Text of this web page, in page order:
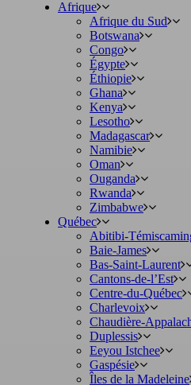
Afrique
Afrique du Sud
Botswana
Congo
Égypte
Éthiopie
Ghana
Kenya
Lesotho
Madagascar
Namibie
Oman
Ouganda
Rwanda
Zimbabwe
Québec
Abitibi-
Baie-James
Bas-Saint-Laurent
Cantons-de-l’Est
Centre-du-Québec
Charlevoix
Chaudière-
Duplessis
Eeyou Istchee
Gaspésie
Îles de la Madeleine